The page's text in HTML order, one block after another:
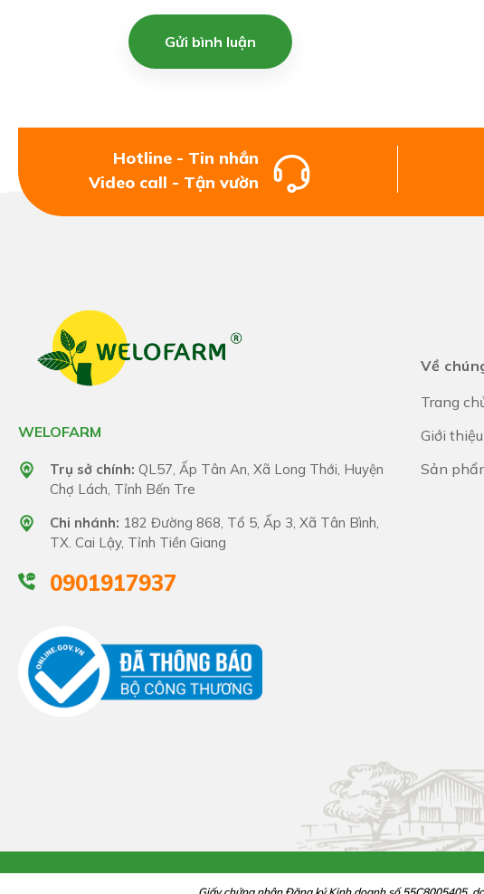
Gửi bình luận
Hotline - Tin nhắn
Video call - Tận vườn
WELOFARM
Trụ sở chính: QL57, Ấp Tân An, Xã Long Thới, Huyện
Chợ Lách, Tỉnh Bến Tre
Chi nhánh: 182 Đường 868, Tổ 5, Ấp 3, Xã Tân Bình,
TX. Cai Lậy, Tỉnh Tiền Giang
0901917937
Về
Trang
Giới thiệu
Sản